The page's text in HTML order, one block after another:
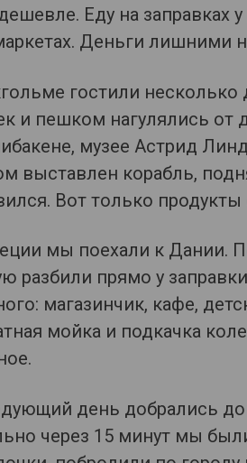
Еду на заправках
Деньги лишними
гостили
и пешком нагулялись
музее Астрид
выставлен корабль,
Вот только
мы поехали к Дании.
разбили прямо у
магазинчик, кафе,
мойка и подкачка
день добрались
через 15 минут мы